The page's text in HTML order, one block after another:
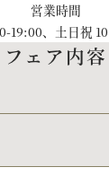
リーご利用の方
オ
お
営業時間
19:00、土日祝
フェア内容